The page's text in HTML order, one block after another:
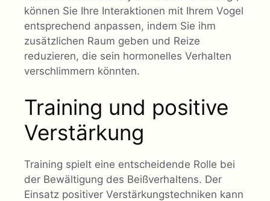
können Sie Ihre Interaktionen mit Ihrem Vogel
entsprechend anpassen, indem Sie ihm
zusätzlichen Raum geben und Reize
reduzieren, die sein hormonelles Verhalten
verschlimmern könnten.
Training und positive
Verstärkung
Training spielt eine entscheidende Rolle bei
der Bewältigung des Beißverhaltens. Der
Einsatz positiver Verstärkungstechniken kann